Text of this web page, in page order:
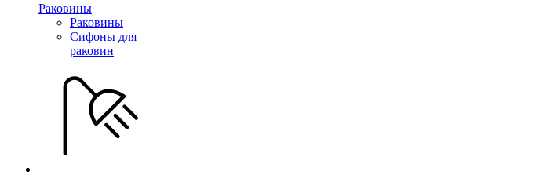
Раковины
Раковины
Сифоны для
раковин